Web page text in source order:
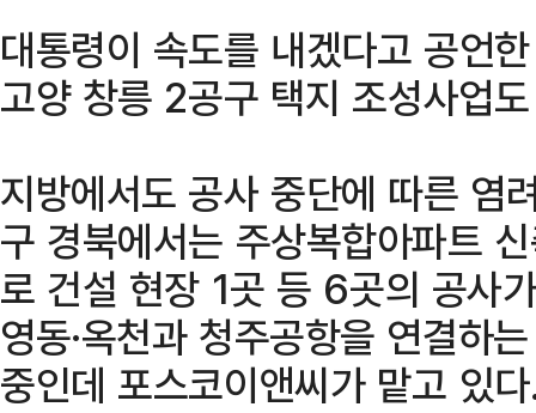
대통령이 속도를 내겠다고 공언
고양 창릉 2공구 택지 조성사업
지방에서도 공사 중단에 따른 염
구 경북에서는 주상복합아파트
로 건설 현장 1곳 등 6곳의 공사
영동·옥천과 청주공항을 연결하
중인데 포스코이앤씨가 맡고 있